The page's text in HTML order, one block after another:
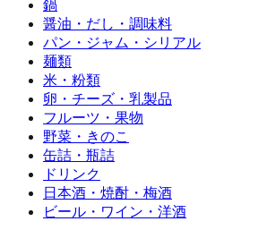
鍋
醤油・だし・調味料
パン・ジャム・シリアル
麺類
米・粉類
卵・チーズ・乳製品
フルーツ・果物
野菜・きのこ
缶詰・瓶詰
ドリンク
日本酒・焼酎・梅酒
ビール・ワイン・洋酒